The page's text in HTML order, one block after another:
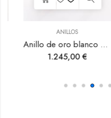
ANILLOS
Anillo de oro blanco con esmeralda y diamantes.
1.245,00€